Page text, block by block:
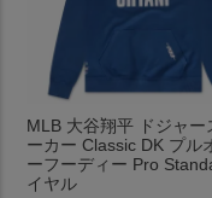
MLB 大谷翔平 ドジャー
ーカー Classic DK プル
ーフーディー Pro
イヤル